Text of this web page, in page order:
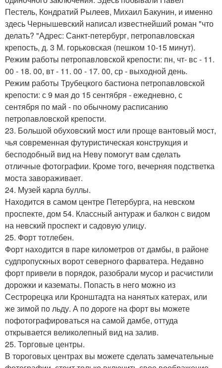
Пестель, Кондратий Рылеев, Михаил Бакунин, и именно
здесь Чернышевский написал известнейший роман "что
делать? "Адрес: Санкт-петербург, петропавловская
крепость, д. 3 М. горьковская (пешком 10-15 минут).
Режим работы петропавловской крепости: пн, чт- вс - 11.
00 - 18. 00, вт - 11. 00 - 17. 00, ср - выходной день.
Режим работы Трубецкого бастиона петропавловской
крепости: с 9 мая до 15 сентября - ежедневно, с
сентября по май - по обычному расписанию
петропавловской крепости.
23. Большой обуховский мост или проще вантовый мост,
чья современная футуристическая конструкция и
бесподобный вид на Неву помогут вам сделать
отличные фотографии. Кроме того, вечерняя подстветка
моста завораживает.
24. Музей карла буллы.
Находится в самом центре Петербурга, на невском
проспекте, дом 54. Классный антураж и балкон с видом
на невский проспект и садовую улицу.
25. Форт тотлебен.
Форт находится в паре километров от дамбы, в районе
судпропускных ворот северного фарватера. Недавно
форт привели в порядок, разобрали мусор и расчистили
дорожки и казематы. Попасть в него можно из
Сестрорецка или Кронштадта на нанятых катерах, или
же зимой по льду. А по дороге на форт вы можете
пофотографироваться на самой дамбе, оттуда
открывается великолепный вид на залив.
25. Торговые центры.
В тороговых центрах вы можете сделать замечательные